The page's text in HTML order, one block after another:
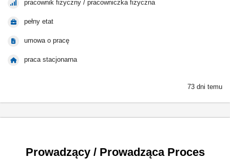
pracownik fizyczny / pracowniczka fizyczna
pełny etat
umowa o pracę
praca stacjonarna
73 dni temu
Prowadzący / Prowadząca Proces